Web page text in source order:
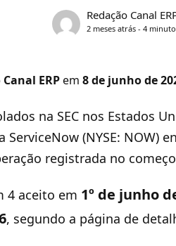
Redação Canal
2 meses atrás - 4
ERPem 8 de junho de
na SEC nos Estados
ServiceNow (NYSE: NOW)
registrada no
4 aceito em 1º de junho
, segundo a página de